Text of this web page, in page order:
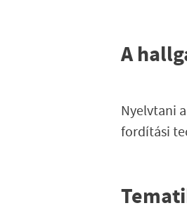
A
Nyelvtani
fordítási